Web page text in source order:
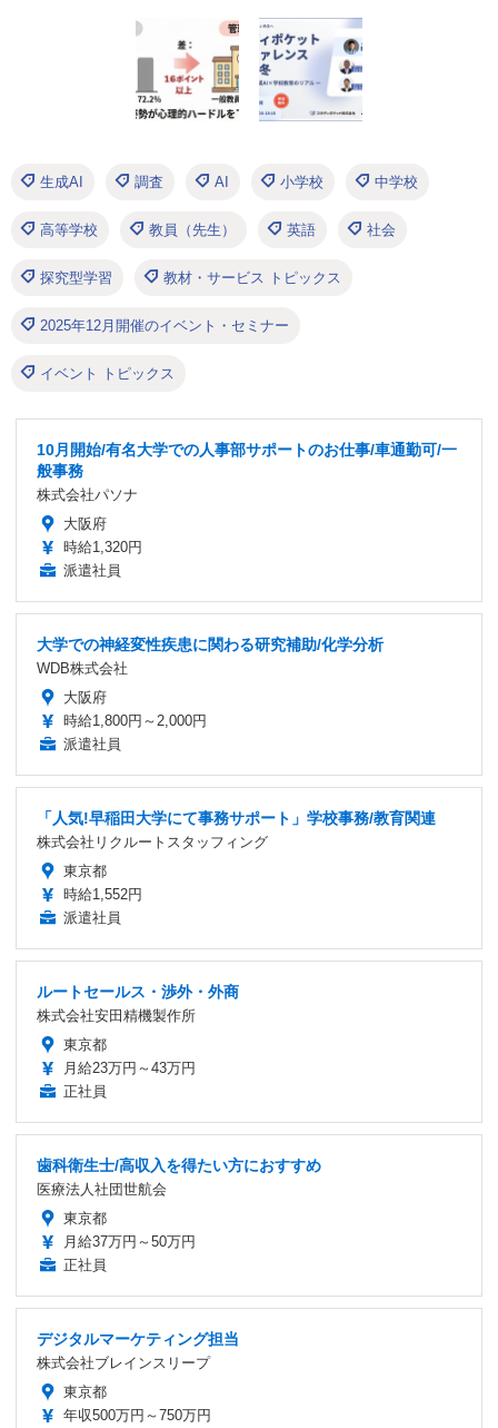
生成AI 調査 AI 小学校 中学校
高等学校 教員（先生） 英語 社会
探究型学習 教材・サービス トピックス
2025年12月開催のイベント・セミナー
イベント トピックス
10月開始/有名大学での人事部サポートのお仕事/車通勤可/一
般事務
株式会社パソナ
大阪府
時給1,320円
派遣社員
大学での神経変性疾患に関わる研究補助/化学分析
WDB株式会社
大阪府
時給1,800円～2,000円
派遣社員
「人気!早稲田大学にて事務サポート」学校事務/教育関連
株式会社リクルートスタッフィング
東京都
時給1,552円
派遣社員
ルートセールス・渉外・外商
株式会社安田精機製作所
東京都
月給23万円～43万円
正社員
歯科衛生士/高収入を得たい方におすすめ
医療法人社団世航会
東京都
月給37万円～50万円
正社員
デジタルマーケティング担当
株式会社ブレインスリープ
東京都
年収500万円～750万円